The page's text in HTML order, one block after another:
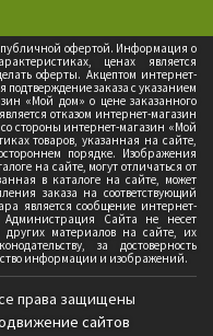
офертой. Информация о
ценах является
оферты. Акцептом интернет-
заказа с указанием
«Мой дом» о цене заказанного
отказом интернет-магазин
стороны интернет-магазин «Мой
товаров, указанная на сайте,
порядке. Изображения
на сайте, могут отличаться от
в каталоге на сайте, может
заказа на соответствующий
является сообщение интернет-
Сайта не несет
других материалов на сайте, их
за достоверность
информации и изображений.
права защищены
сайтов